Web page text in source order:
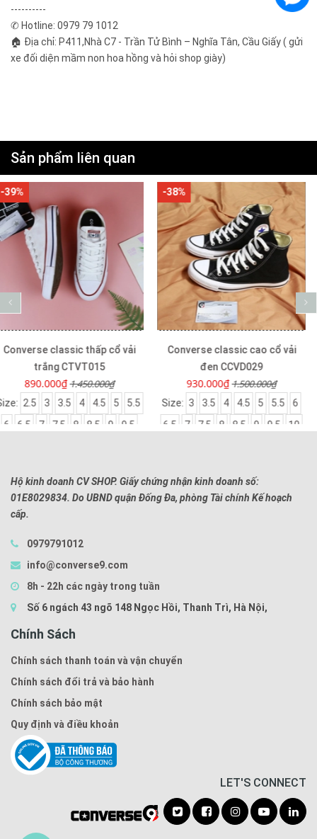
----------
✆ Hotline: 0979 79 1012
🏠 Địa chỉ: P411,Nhà C7 - Trần Tử Bình – Nghĩa Tân, Cầu Giấy ( gửi
xe đối diện mầm non hoa hồng và hỏi shop giày)
Sản phẩm liên quan
-38%
Converse classic cao cổ vải
đen CCVD029
930.000₫1.500.000₫
Size: 3 3.5 4 4.5 5 5.5
6
6.5
7.5 8.5 9.5
-40%
Converse classic cao cổ vải
trắng CCVT005
930.000₫1.550.000₫
Size: 3.5 4.5 5.5
6.5
7 7.5 8 8.5 9 9.5
Hộ kinh doanh CV SHOP. Giấy chứng nhận kinh doanh số:
01E8029834. Do UBND quận Đống Đa, phòng Tài chính Kế hoạch
cấp.
0979791012
info@converse9.com
8h - 22h các ngày trong tuần
Số 6 ngách 43 ngõ 148 Ngọc Hồi, Thanh Trì, Hà Nội,
Chính Sách
Chính sách thanh toán và vận chuyển
Chính sách đổi trả và bảo hành
Chính sách bảo mật
Quy định và điều khoản
LET'S CONNECT